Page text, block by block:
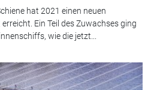
hat 2021 einen neuen
Ein Teil des Zuwachses ging
wie die jetzt...